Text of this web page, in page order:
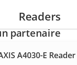
Readers
A4030-E Reader
partenaire
revendeur, un